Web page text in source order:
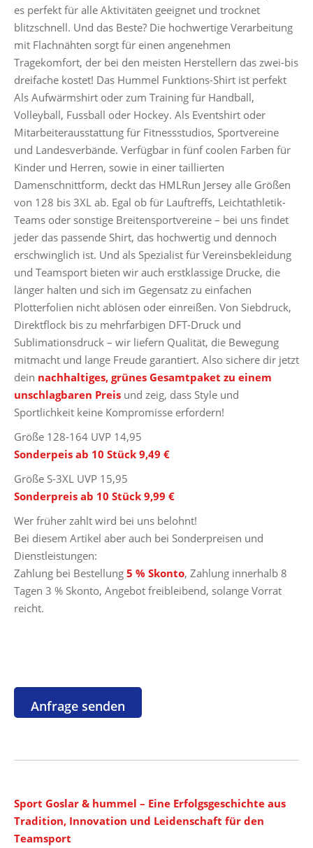
es perfekt für alle Aktivitäten geeignet und trocknet
blitzschnell. Und das Beste? Die hochwertige Verarbeitung
mit Flachnähten sorgt für einen angenehmen
Tragekomfort, der bei den meisten Herstellern das zwei-bis
dreifache kostet! Das Hummel Funktions-Shirt ist perfekt
Als Aufwärmshirt oder zum Training für Handball,
Volleyball, Fussball oder Hockey. Als Eventshirt oder
Mitarbeiterausstattung für Fitnessstudios, Sportvereine
und Landesverbände. Verfügbar in fünf coolen Farben für
Kinder und Herren, sowie in einer taillierten
Damenschnittform, deckt das HMLRun Jersey alle Größen
von 128 bis 3XL ab. Egal ob für Lauftreffs, Leichtathletik-
Teams oder sonstige Breitensportvereine – bei uns findet
jeder das passende Shirt, das hochwertig und dennoch
erschwinglich ist. Und als Spezialist für Vereinsbekleidung
und Teamsport bieten wir auch erstklassige Drucke, die
länger halten und sich im Gegensatz zu einfachen
Plotterfolien nicht ablösen oder einreißen. Von Siebdruck,
Direktflock bis zu mehrfarbigen DFT-Druck und
Sublimationsdruck – wir liefern Qualität, die Bewegung
mitmacht und lange Freude garantiert. Also sichere dir jetzt
dein nachhaltiges, grünes Gesamtpaket zu einem
unschlagbaren Preis und zeig, dass Style und
Sportlichkeit keine Kompromisse erfordern!
Größe 128-164 UVP 14,95
Sonderpeis ab 10 Stück 9,49 €
Größe S-3XL UVP 15,95
Sonderpreis ab 10 Stück 9,99 €
Wer früher zahlt wird bei uns belohnt!
Bei diesem Artikel aber auch bei Sonderpreisen und
Dienstleistungen:
Zahlung bei Bestellung 5 % Skonto, Zahlung innerhalb 8
Tagen 3 % Skonto, Angebot freibleibend, solange Vorrat
reicht.
Sport Goslar & hummel – Eine Erfolgsgeschichte aus
Tradition, Innovation und Leidenschaft für den
Teamsport